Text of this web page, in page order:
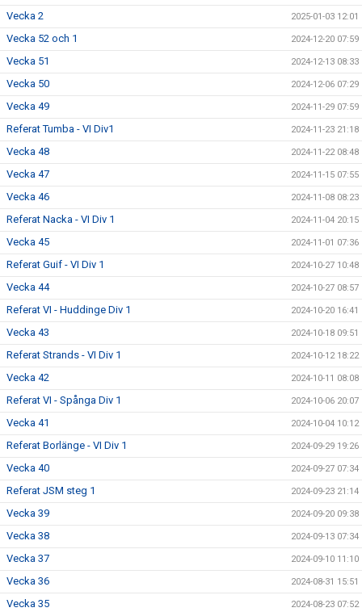
Vecka 2 2025-01-03 12:01
Vecka 52 och 1 2024-12-20 07:59
Vecka 51 2024-12-13 08:33
Vecka 50 2024-12-06 07:29
Vecka 49 2024-11-29 07:59
Referat Tumba - VI Div1 2024-11-23 21:18
Vecka 48 2024-11-22 08:48
Vecka 47 2024-11-15 07:55
Vecka 46 2024-11-08 08:23
Referat Nacka - VI Div 1 2024-11-04 20:15
Vecka 45 2024-11-01 07:36
Referat Guif - VI Div 1 2024-10-27 10:48
Vecka 44 2024-10-27 08:57
Referat VI - Huddinge Div 1 2024-10-20 16:41
Vecka 43 2024-10-18 09:51
Referat Strands - VI Div 1 2024-10-12 18:22
Vecka 42 2024-10-11 08:08
Referat VI - Spånga Div 1 2024-10-06 20:07
Vecka 41 2024-10-04 10:12
Referat Borlänge - VI Div 1 2024-09-29 19:26
Vecka 40 2024-09-27 07:34
Referat JSM steg 1 2024-09-23 21:14
Vecka 39 2024-09-20 09:38
Vecka 38 2024-09-13 07:34
Vecka 37 2024-09-10 11:10
Vecka 36 2024-08-31 15:51
Vecka 35 2024-08-23 07:52